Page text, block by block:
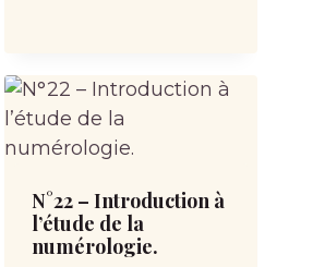
N°22 – Introduction à
l’étude de la
numérologie.